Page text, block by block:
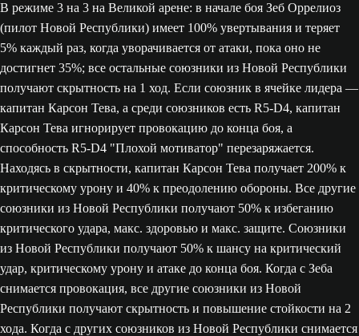
В режиме 3 на 3 на Великой арене: в начале боя Зеб Оррелиоз
(пилот Новой Республики) имеет 100% увертывания и теряет
5% каждый раз, когда уворачивается от атаки, пока оно не
достигнет 35%; все остальные союзники из Новой Республики
получают скрытность на 1 ход. Если союзник в ячейке лидера —
капитан Карсон Тева, а среди союзников есть R5-D4, капитан
Карсон Тева игнорирует провокацию до конца боя, а
способность R5-D4 "Плохой мотиватор" перезаряжается.
Находясь в скрытности, капитан Карсон Тева получает 200% к
критическому урону и 40% к преодолению обороны. Все другие
союзники из Новой Республики получают 50% к избеганию
критического удара, макс. здоровью и макс. защите. Союзники
из Новой Республики получают 50% к шансу на критический
удар, критическому урону и атаке до конца боя. Когда с Зеба
снимается провокация, все другие союзники из Новой
Республики получают скрытность и повышение стойкости на 2
хода. Когда с других союзников из Новой Республики снимается